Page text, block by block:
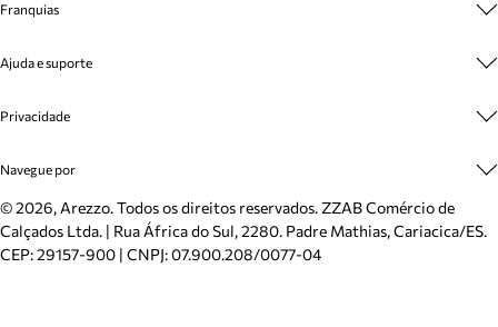
Cashback
Venda Corporativa
Mapa do Site
Mundo Arezzo
Franquias
Plano de Negócio
Ajuda e suporte
Cadastro
Meus Pedidos
Cartão Presente
Localizador de lojas
Privacidade
Politica e Privacidade
Navegue por
Sapatos
Bolsas
Scarpins
©2026, Arezzo. Todos os direitos reservados.ZZAB Comércio de
Calçados Ltda. | Rua África do Sul, 2280. Padre Mathias, Cariacica/ES.
CEP: 29157-900 | CNPJ: 07.900.208/0077-04